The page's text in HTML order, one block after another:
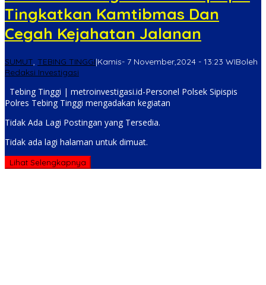
Tingkatkan Kamtibmas Dan
Cegah Kejahatan Jalanan
SUMUT, TEBING TINGGI|Kamis- 7 November,2024 - 13:23 WIBoleh
Redaksi Investigasi
Tebing Tinggi | metroinvestigasi.id-Personel Polsek Sipispis
Polres Tebing Tinggi mengadakan kegiatan
Tidak Ada Lagi Postingan yang Tersedia.
Tidak ada lagi halaman untuk dimuat.
Lihat Selengkapnya